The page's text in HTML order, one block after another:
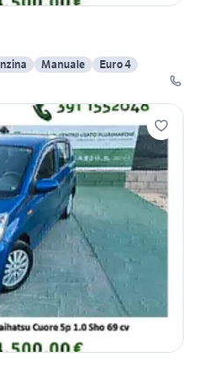
Manuale
Euro 4